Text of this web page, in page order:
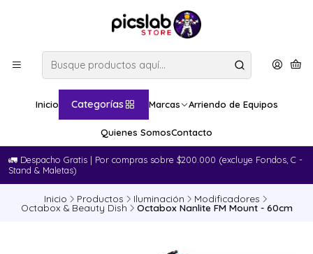
Inicio Categorías Marcas Arriendo de Equipos
Quienes SomosContacto
🚛​ Despacho Gratis | Por compras sobre $200.000 (excluye Fondos, C -
Stand & Maletas)
Inicio Productos Iluminación Modificadores
Octabox & Beauty Dish Octabox Nanlite FM Mount - 60cm